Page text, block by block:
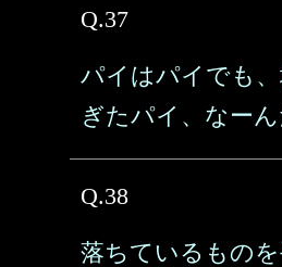
Q.37
パイはパイでも
ぎたパイ、なーん
Q.38
落ちているもの